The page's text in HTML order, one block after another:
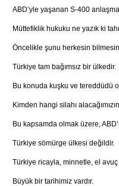
ABD’yle yaşanan S-400
Müttefiklik hukuku ne yazık ki
Öncelikle şunu herkesin
Türkiye tam bağımsız bir ülkedir.
Bu konuda kuşku ve tereddüdü
Kimden hangi silahı
Bu kapsamda olmak üzere,
Türkiye sömürge ülkesi değildir.
Türkiye ricayla, minnetle, el
Büyük bir tarihimiz vardır.